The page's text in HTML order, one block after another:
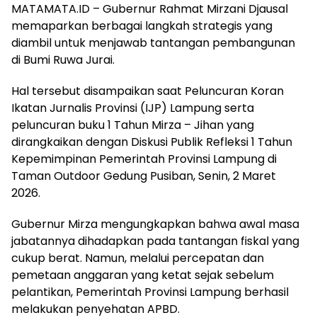
MATAMATA.ID – Gubernur Rahmat Mirzani Djausal
memaparkan berbagai langkah strategis yang
diambil untuk menjawab tantangan pembangunan
di Bumi Ruwa Jurai.
Hal tersebut disampaikan saat Peluncuran Koran
Ikatan Jurnalis Provinsi (IJP) Lampung serta
peluncuran buku 1 Tahun Mirza – Jihan yang
dirangkaikan dengan Diskusi Publik Refleksi 1 Tahun
Kepemimpinan Pemerintah Provinsi Lampung di
Taman Outdoor Gedung Pusiban, Senin, 2 Maret
2026.
​Gubernur Mirza mengungkapkan bahwa awal masa
jabatannya dihadapkan pada tantangan fiskal yang
cukup berat. Namun, melalui percepatan dan
pemetaan anggaran yang ketat sejak sebelum
pelantikan, Pemerintah Provinsi Lampung berhasil
melakukan penyehatan APBD.